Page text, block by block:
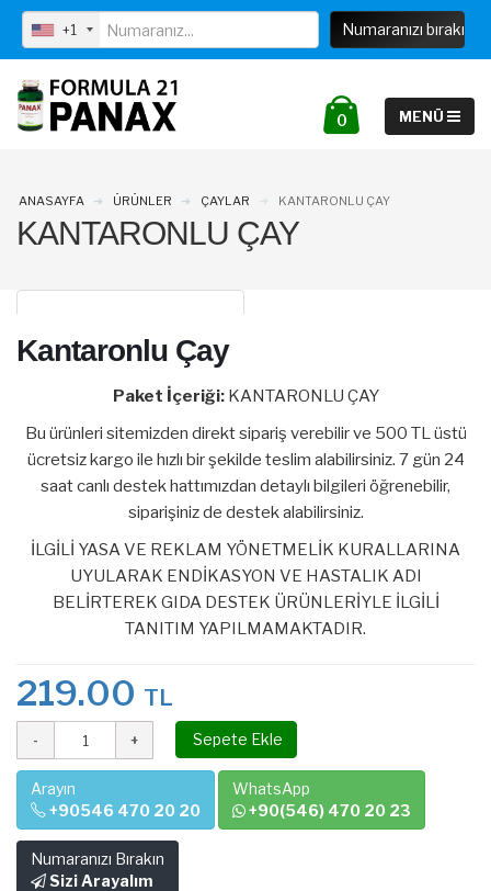
info@formula21panax.com
0
ANASAYFA ÜRÜNLER ÇAYLAR KANTARONLU ÇAY
KANTARONLU ÇAY
Kantaronlu Çay
Paket İçeriği: KANTARONLU ÇAY
Bu ürünleri sitemizden direkt sipariş verebilir ve 500 TL üstü
ücretsiz kargo ile hızlı bir şekilde teslim alabilirsiniz. 7 gün 24
saat canlı destek hattımızdan detaylı bilgileri öğrenebilir,
siparişiniz de destek alabilirsiniz.
İLGİLİ YASA VE REKLAM YÖNETMELİK KURALLARINA
UYULARAK ENDİKASYON VE HASTALIK ADI
BELİRTEREK GIDA DESTEK ÜRÜNLERİYLE İLGİLİ
TANITIM YAPILMAMAKTADIR.
219.00 TL
Sepete Ekle
Arayın
+90546 470 20 20
WhatsApp
+90(546) 470 20 23
Numaranızı Bırakın
Sizi Arayalım
+1